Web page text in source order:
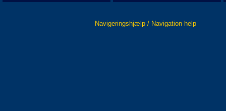
Navigeringshjælp / Navigation help